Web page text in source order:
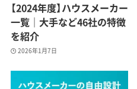
【2024年度】ハウスメーカー
一覧｜大手など46社の特徴
を紹介
2026年1月7日